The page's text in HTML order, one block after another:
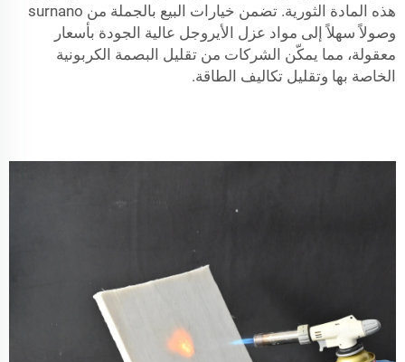
هذه المادة الثورية. تضمن خيارات البيع بالجملة من surnano
وصولاً سهلاً إلى مواد عزل الأيروجل عالية الجودة بأسعار
معقولة، مما يمكّن الشركات من تقليل البصمة الكربونية
الخاصة بها وتقليل تكاليف الطاقة.